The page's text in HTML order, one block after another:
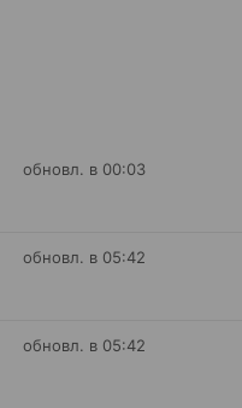
обновл. в 00:03
обновл. в 05:42
обновл. в 05:42